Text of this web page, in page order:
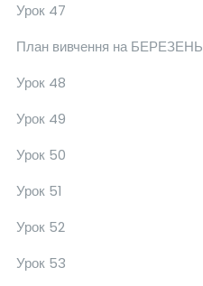
Урок 47
План вивчення на БЕРЕЗЕНЬ
Урок 48
Урок 49
Урок 50
Урок 51
Урок 52
Урок 53